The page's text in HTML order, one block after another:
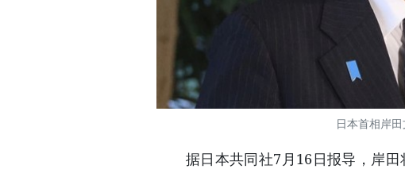
日本首相岸田
据日本共同社7月16日报导，岸田